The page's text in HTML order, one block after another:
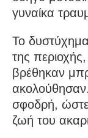
γυναίκα
Το δυστύχημα
της
βρέθηκαν
σφοδρή,
ζωή του